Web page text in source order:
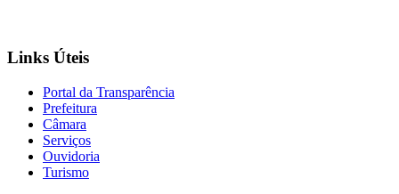
Links Úteis
Portal da Transparência
Prefeitura
Câmara
Serviços
Ouvidoria
Turismo